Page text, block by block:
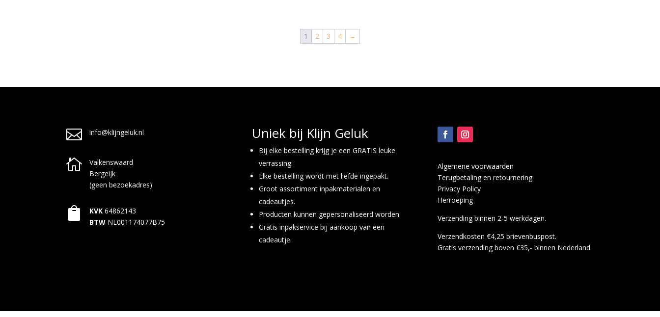
1 2 3 4 →
 info@klijngeluk.nl

Valkenswaard
Bergeijk
(geen bezoekadres)
 KVK 64862143
BTW NL001174077B75
Uniek bij Klijn Geluk
Bij elke bestelling krijg je een GRATIS leuke
verrassing.
Elke bestelling wordt met liefde ingepakt.
Groot assortiment inpakmaterialen en
cadeautjes.
Producten kunnen gepersonaliseerd worden.
Gratis inpakservice bij aankoop van een
cadeautje.
Algemene voorwaarden
Terugbetaling en retournering
Privacy Policy
Herroeping
Verzending binnen 2-5 werkdagen.
Verzendkosten €4,25 brievenbuspost.
Gratis verzending boven €35,- binnen Nederland.